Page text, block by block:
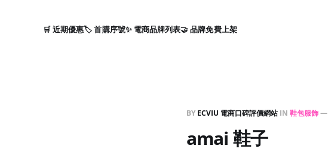
🛒 近期優惠🏷️ 首購序號✨ 電商品牌列表🤝 品牌免費上架
BY ECVIU 電商口碑評價網站IN 鞋包服飾—
amai 鞋子